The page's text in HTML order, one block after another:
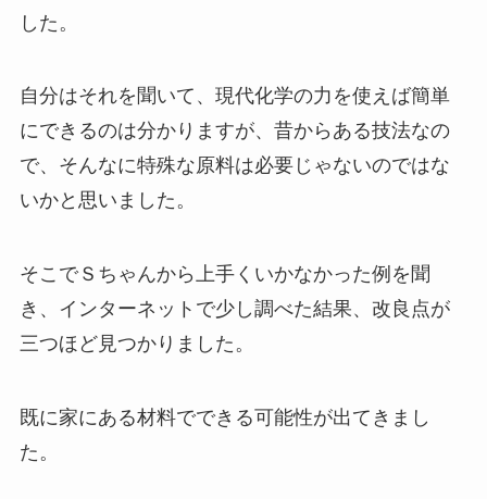
した。
自分はそれを聞いて、現代化学の力を使えば簡単
にできるのは分かりますが、昔からある技法なの
で、そんなに特殊な原料は必要じゃないのではな
いかと思いました。
そこでＳちゃんから上手くいかなかった例を聞
き、インターネットで少し調べた結果、改良点が
三つほど見つかりました。
既に家にある材料でできる可能性が出てきまし
た。